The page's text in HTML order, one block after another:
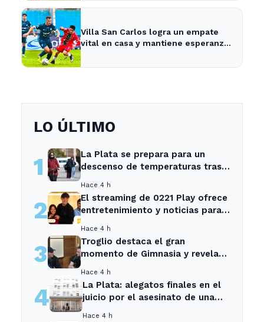
Villa San Carlos logra un empate
vital en casa y mantiene esperanzas
LO ÚLTIMO
1
La Plata se prepara para un
descenso de temperaturas tras
Hace 4 h
2
El streaming de 0221 Play ofrece
entretenimiento y noticias para
Hace 4 h
3
Troglio destaca el gran
momento de Gimnasia y revela
Hace 4 h
4
La Plata: alegatos finales en el
juicio por el asesinato de una
Hace 4 h